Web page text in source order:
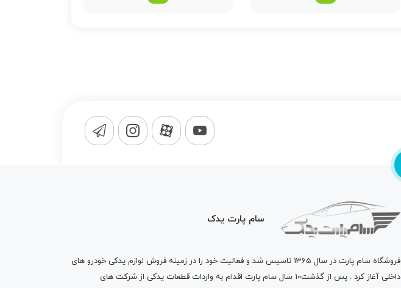
سام پارت یدک
فروشگاه سام پارت
در سال 1365 تاسیس شد و فعالیت خود را در زمینه فروش لوازم یدکی خودرو های
داخلی آغاز کرد . پس از گذشت10 سال سام پارت اقدام به واردات قطعات یدکی از شرکت های